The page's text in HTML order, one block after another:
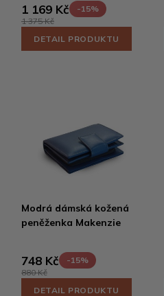
1 169 Kč
-15%
1 375 Kč
DETAIL PRODUKTU
Modrá dámská kožená
peněženka Makenzie
748 Kč
-15%
880 Kč
DETAIL PRODUKTU